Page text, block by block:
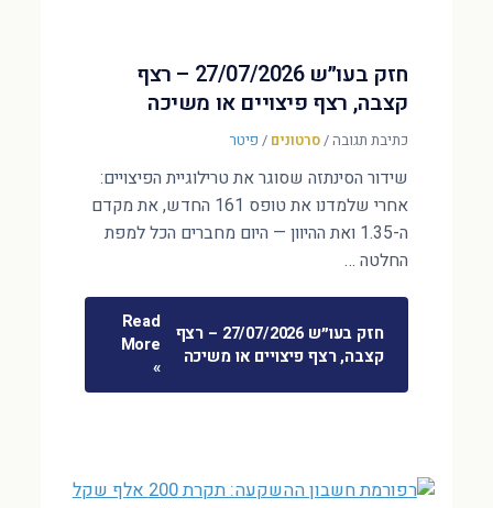
חזק בעו״ש 27/07/2026 – רצף
קצבה, רצף פיצויים או משיכה
כתיבת תגובה/סרטונים / פיטר
שידור הסינתזה שסוגר את טרילוגיית הפיצויים:
אחרי שלמדנו את טופס 161 החדש, את מקדם
ה-1.35 ואת ההיוון — היום מחברים הכל למפת
החלטה …
חזק בעו״ש 27/07/2026 – רצף
קצבה, רצף פיצויים או משיכה
Read
More
»